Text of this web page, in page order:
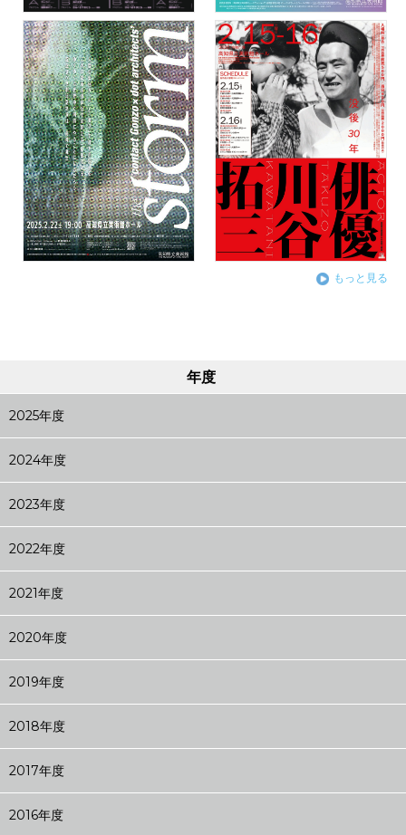
もっと見る
年度
2025年度
2024年度
2023年度
2022年度
2021年度
2020年度
2019年度
2018年度
2017年度
2016年度